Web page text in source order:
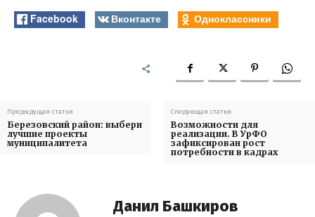
Facebook Вконтакте Одноклассники
Предыдущая статья
Березовский район: выбери
лучшие проекты
муниципалитета
Следующая статья
Возможности для
реализации. В УрФО
зафиксирован рост
потребности в кадрах
Данил Башкиров